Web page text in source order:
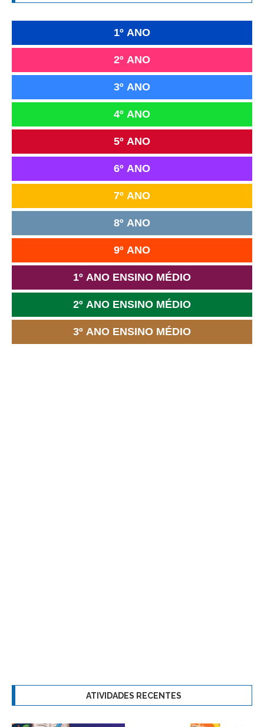
1º ANO
2º ANO
3º ANO
4º ANO
5º ANO
6º ANO
7º ANO
8º ANO
9º ANO
1º ANO ENSINO MÉDIO
2º ANO ENSINO MÉDIO
3º ANO ENSINO MÉDIO
ATIVIDADES RECENTES